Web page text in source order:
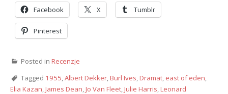
Facebook X Tumblr
Pinterest
Posted in Recenzje
Tagged 1955 Albert Dekker Burl Ives Dramat east of eden
Elia Kazan James Dean Jo Van Fleet Julie Harris Leonard